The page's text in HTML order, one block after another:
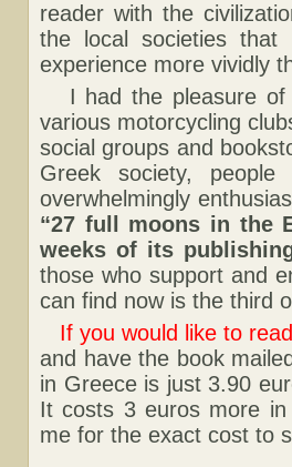
reader with the
the local societies
experience more vividly
I had the pleasure
various motorcycling
social groups and
Greek society,
overwhelmingly
“27 full moons in the
weeks of its
those who support and
can find now is the third
If you would like to
and have the book
in Greece is just 3.90
It costs 3 euros more
me for the exact cost to